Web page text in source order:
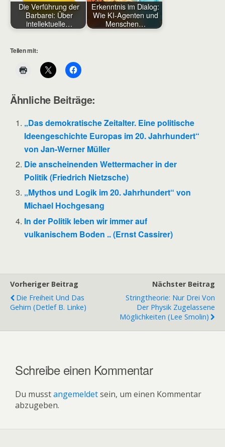
Die Verführung der
Barbarei: Über
intellektuelle…
Erkenntnis im Dialog:
Wie KI-Agenten und
Menschen…
Teilen mit:
Ähnliche Beiträge:
„Das demokratische Zeitalter. Eine politische
Ideengeschichte Europas im 20. Jahrhundert“
von Jan-Werner Müller
Die anscheinenden Wettermacher in der
Politik (Friedrich Nietzsche)
„Mythos und Logik im 20. Jahrhundert“ von
Michael Hochgesang
In der Politik leben wir immer auf
vulkanischem Boden .. (Ernst Cassirer)
Vorheriger Beitrag
Die Freiheit Und Das
Gehirn (Detlef B. Linke)
Nächster Beitrag
Stringtheorie: Nur Drei Von
Der Physik Zugelassene
Möglichkeiten (Lee Smolin)
Schreibe einen Kommentar
Du musstangemeldetsein, um einen Kommentar
abzugeben.